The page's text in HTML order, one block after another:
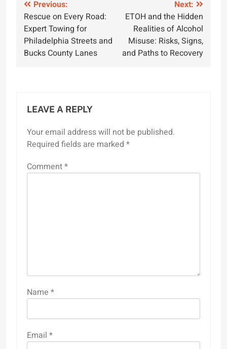
Post
navigation
Previous:
Rescue on Every Road:
Expert Towing for
Philadelphia Streets and
Bucks County Lanes
Next:
ETOH and the Hidden
Realities of Alcohol
Misuse: Risks, Signs,
and Paths to Recovery
LEAVE A REPLY
Your email address will not be published.
Required fields are marked *
Comment*
Name *
Email *